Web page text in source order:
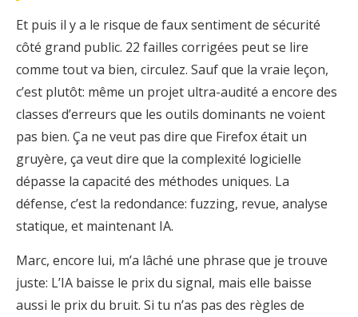
Et puis il y a le risque de faux sentiment de sécurité
côté grand public. 22 failles corrigées peut se lire
comme tout va bien, circulez. Sauf que la vraie leçon,
c’est plutôt: même un projet ultra-audité a encore des
classes d’erreurs que les outils dominants ne voient
pas bien. Ça ne veut pas dire que Firefox était un
gruyère, ça veut dire que la complexité logicielle
dépasse la capacité des méthodes uniques. La
défense, c’est la redondance: fuzzing, revue, analyse
statique, et maintenant IA.
Marc, encore lui, m’a lâché une phrase que je trouve
juste: L’IA baisse le prix du signal, mais elle baisse
aussi le prix du bruit. Si tu n’as pas des règles de